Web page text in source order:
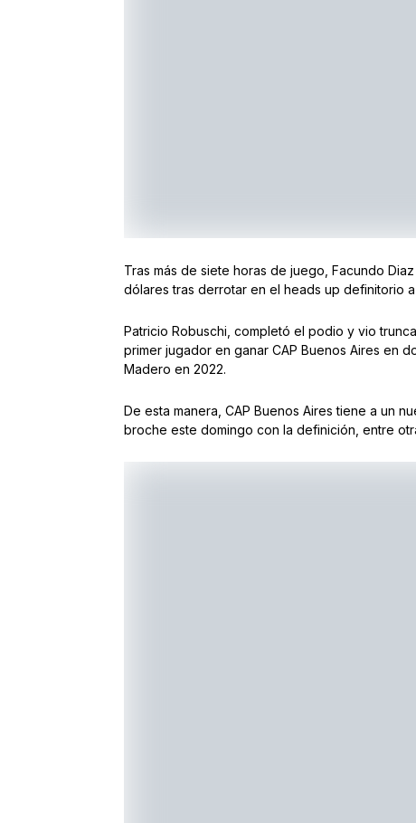
Tras más de siete horas de juego, Facundo
dólares tras derrotar en el heads up definitorio
Patricio Robuschi, completó el podio y vio
primer jugador en ganar CAP Buenos Aires en
Madero en 2022.
De esta manera, CAP Buenos Aires tiene a un
broche este domingo con la definición, entre